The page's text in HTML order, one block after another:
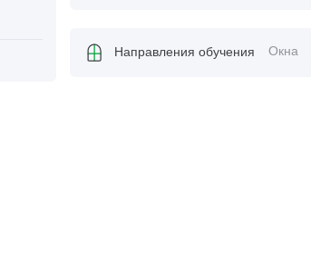
Направления обучения Окна